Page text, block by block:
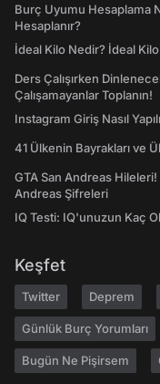
Burç Uyumu Hesaplama
Hesaplanır?
İdeal Kilo Nedir? İdeal Kilo
Ders Çalışırken
Çalışamayanlar Toplanın!
Instagram Giriş Nasıl
41 Ülkenin Bayrakları ve
GTA San Andreas
Andreas Şifreleri
IQ Testi: IQ'unuzun Kaç
Keşfet
Twitter Deprem
Günlük Burç Yorumları
Bugün Ne Pişirsem